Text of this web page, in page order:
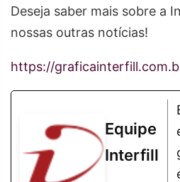
Deseja saber mais sobre a
nossas outras notícias!
https://
Equipe
Interfill